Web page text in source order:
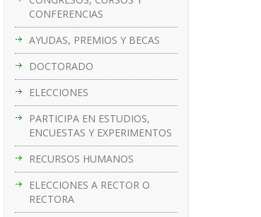
CONFERENCIAS
AYUDAS, PREMIOS Y BECAS
DOCTORADO
ELECCIONES
PARTICIPA EN ESTUDIOS,
ENCUESTAS Y EXPERIMENTOS
RECURSOS HUMANOS
ELECCIONES A RECTOR O
RECTORA